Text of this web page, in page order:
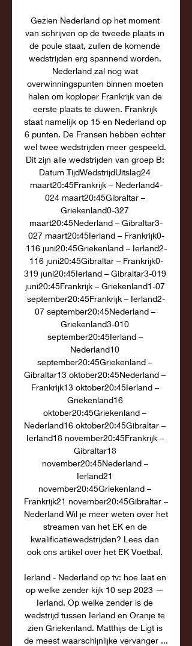
Gezien Nederland op het moment
van schrijven op de tweede plaats in
de poule staat, zullen de komende
wedstrijden erg spannend worden.
Nederland zal nog wat
overwinningspunten binnen moeten
halen om koploper Frankrijk van de
eerste plaats te duwen. Frankrijk
staat namelijk op 15 en Nederland op
6 punten. De Fransen hebben echter
wel twee wedstrijden meer gespeeld.
Dit zijn alle wedstrijden van groep B:
Datum TijdWedstrijdUitslag24
maart20:45Frankrijk – Nederland4-
024 maart20:45Gibraltar –
Griekenland0-327
maart20:45Nederland – Gibraltar3-
027 maart20:45Ierland – Frankrijk0-
116 juni20:45Griekenland – Ierland2-
116 juni20:45Gibraltar – Frankrijk0-
319 juni20:45Ierland – Gibraltar3-019
juni20:45Frankrijk – Griekenland1-07
september20:45Frankrijk – Ierland2-
07 september20:45Nederland –
Griekenland3-010
september20:45Ierland –
Nederland10
september20:45Griekenland –
Gibraltar13 oktober20:45Nederland –
Frankrijk13 oktober20:45Ierland –
Griekenland16
oktober20:45Griekenland –
Nederland16 oktober20:45Gibraltar –
Ierland18 november20:45Frankrijk –
Gibraltar18
november20:45Nederland –
Ierland21
november20:45Griekenland –
Frankrijk21 november20:45Gibraltar –
Nederland Wil je meer weten over het
streamen van het EK en de
kwalificatiewedstrijden? Lees dan
ook ons artikel over het EK Voetbal.
Ierland - Nederland op tv: hoe laat en
op welke zender kijk 10 sep 2023 —
Ierland. Op welke zender is de
wedstrijd tussen Ierland en Oranje te
zien Griekenland. Matthijs de Ligt is
de meest waarschijnlijke vervanger ...